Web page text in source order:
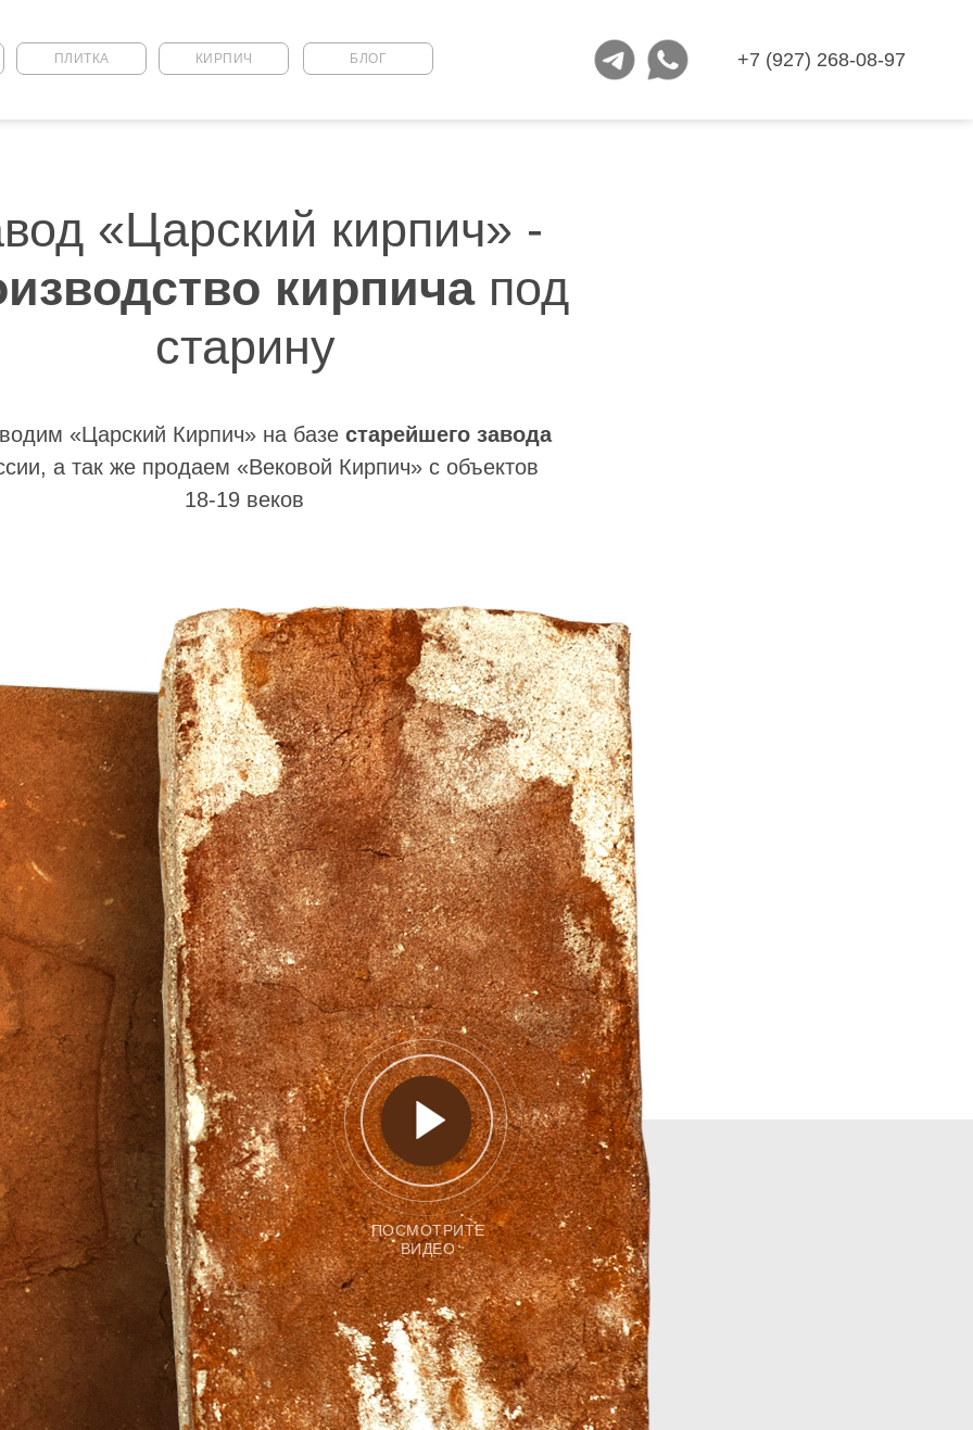
+7 (927) 268-08-97
КИРПИЧ БЛОГ
ПЛИТКА
«Царский кирпич» -
кирпичапод
старину
«Царский Кирпич» на базестарейшего завода
а так же продаем «Вековой Кирпич» с объектов
18-19 веков
ПОСМОТРИТЕ
ВИДЕО